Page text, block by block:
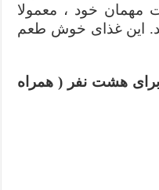
مهمان خود ، معمولا
این غذای خوش طعم
برای هشت نفر ( همراه